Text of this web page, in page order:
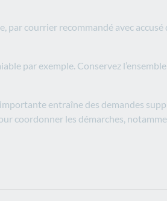
courrier recommandé avec accusé
par exemple. Conservez
entraîne des demandes
coordonner les démarches,